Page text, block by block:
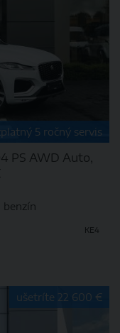
5 ročný servis
PS AWD Auto,
benzín
KE4
ušetríte 22 600 €